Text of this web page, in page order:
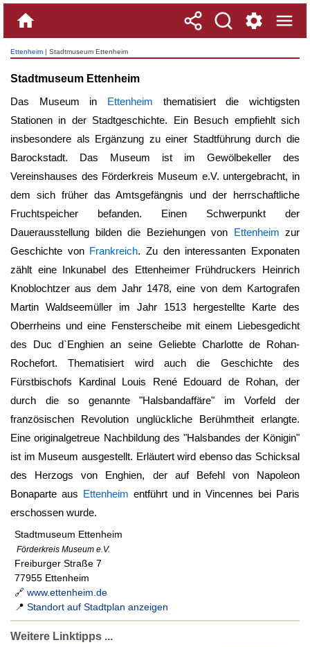
Ettenheim | Stadtmuseum Ettenheim
Stadtmuseum Ettenheim
Das Museum in Ettenheim thematisiert die wichtigsten
Stationen in der Stadtgeschichte. Ein Besuch empfiehlt sich
insbesondere als Ergänzung zu einer Stadtführung durch die
Barockstadt. Das Museum ist im Gewölbekeller des
Vereinshauses des Förderkreis Museum e.V. untergebracht, in
dem sich früher das Amtsgefängnis und der herrschaftliche
Fruchtspeicher befanden. Einen Schwerpunkt der
Dauerausstellung bilden die Beziehungen von Ettenheim zur
Geschichte von Frankreich. Zu den interessanten Exponaten
zählt eine Inkunabel des Ettenheimer Frühdruckers Heinrich
Knoblochtzer aus dem Jahr 1478, eine von dem Kartografen
Martin Waldseemüller im Jahr 1513 hergestellte Karte des
Oberrheins und eine Fensterscheibe mit einem Liebesgedicht
des Duc d`Enghien an seine Geliebte Charlotte de Rohan-
Rochefort. Thematisiert wird auch die Geschichte des
Fürstbischofs Kardinal Louis René Edouard de Rohan, der
durch die so genannte "Halsbandaffäre" im Vorfeld der
französischen Revolution unglückliche Berühmtheit erlangte.
Eine originalgetreue Nachbildung des "Halsbandes der Königin"
ist im Museum ausgestellt. Erläutert wird ebenso das Schicksal
des Herzogs von Enghien, der auf Befehl von Napoleon
Bonaparte aus Ettenheim entführt und in Vincennes bei Paris
erschossen wurde.
Stadtmuseum Ettenheim
Förderkreis Museum e.V.
Freiburger Straße 7
77955 Ettenheim
🔗 www.ettenheim.de
📍 Standort auf Stadtplan anzeigen
Weitere Linktipps ...